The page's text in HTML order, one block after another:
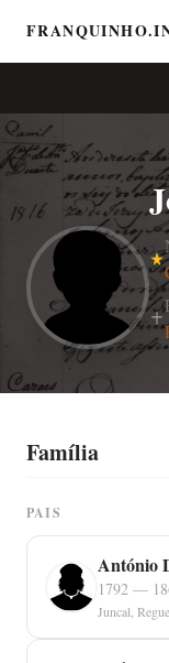
Família
PAIS
António
1792 —